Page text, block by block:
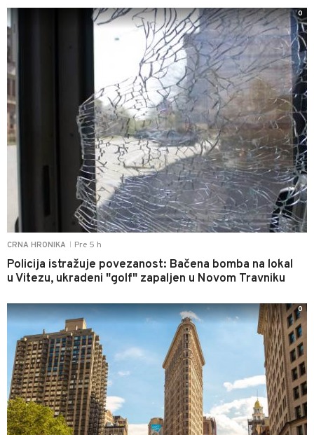
CRNA HRONIKA Pre 5 h
Policija istražuje povezanost: Bačena bomba na lokal
u Vitezu, ukradeni "golf" zapaljen u Novom Travniku
0
0